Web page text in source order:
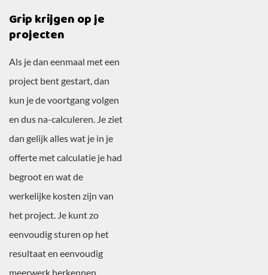
Grip krijgen op je
projecten
Als je dan eenmaal met een
project bent gestart, dan
kun je de voortgang volgen
en dus na-calculeren. Je ziet
dan gelijk alles wat je in je
offerte met calculatie je had
begroot en wat de
werkelijke kosten zijn van
het project. Je kunt zo
eenvoudig sturen op het
resultaat en eenvoudig
meerwerk herkennen.